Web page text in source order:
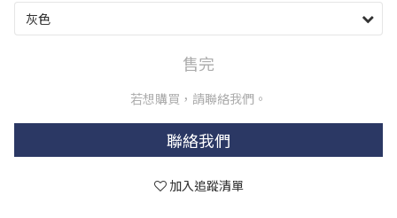
售完
若想購買，請聯絡我們。
聯絡我們
加入追蹤清單